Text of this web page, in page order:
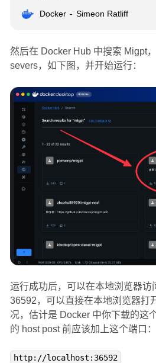
Docker Simeon Ratliff
然后在 Docker Hub 中搜索 Migpt
severs，如下图，并开始运行：
运行成功后，可以在本地浏览器访
36592，可以直接在本地浏览器打
况，估计是 Docker 中你下载的这
的 host post 前应该加上这个端口
http://localhost:36592